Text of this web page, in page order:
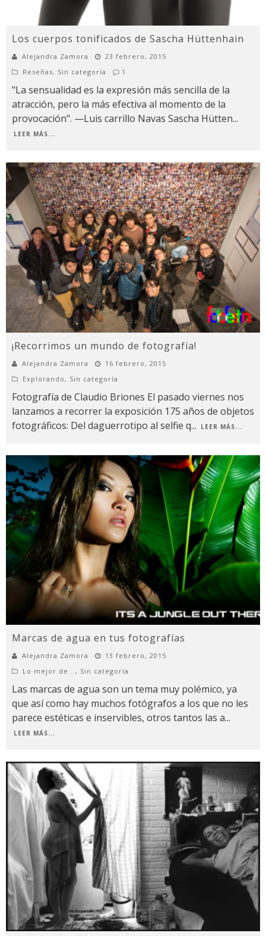
Los cuerpos tonificados de Sascha Hüttenhain
Alejandra Zamora
23 febrero, 2015
Reseñas, Sin categoría 1
"La sensualidad es la expresión más sencilla de la
atracción, pero la más efectiva al momento de la
provocación". —Luis carrillo Navas Sascha Hütten...
LEER MÁS...
¡Recorrimos un mundo de fotografía!
Alejandra Zamora
16 febrero, 2015
Explorando , Sin categoría
Fotografía de Claudio Briones El pasado viernes nos
lanzamos a recorrer la exposición 175 años de objetos
fotográficos: Del daguerrotipo al selfie q... LEER MÁS...
Marcas de agua en tus fotografías
Alejandra Zamora
13 febrero, 2015
Lo mejor de... , Sin categoría
Las marcas de agua son un tema muy polémico, ya
que así como hay muchos fotógrafos a los que no les
parece estéticas e inservibles, otros tantos las a...
LEER MÁS...